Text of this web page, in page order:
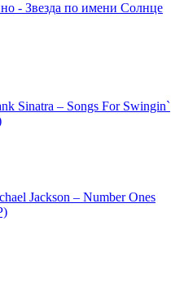
- Звезда по имени Солнце
Sinatra – Songs For Swingin`
Jackson – Number Ones